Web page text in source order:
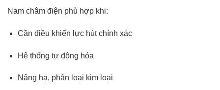
Nam châm điện phù hợp khi:
Cần điều khiển lực hút chính xác
Hệ thống tự động hóa
Nâng hạ, phân loại kim loại